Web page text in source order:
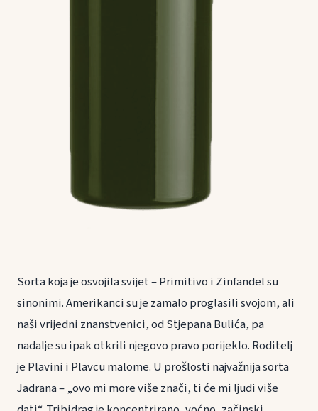
Sorta koja je osvojila svijet – Primitivo i Zinfandel su
sinonimi. Amerikanci su je zamalo proglasili svojom, ali
naši vrijedni znanstvenici, od Stjepana Bulića, pa
nadalje su ipak otkrili njegovo pravo porijeklo. Roditelj
je Plavini i Plavcu malome. U prošlosti najvažnija sorta
Jadrana – „ovo mi more više znači, ti će mi ljudi više